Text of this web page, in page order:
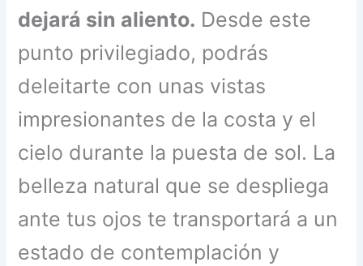
dejará sin aliento. Desde este
punto privilegiado, podrás
deleitarte con unas vistas
impresionantes de la costa y el
cielo durante la puesta de sol. La
belleza natural que se despliega
ante tus ojos te transportará a un
estado de contemplación y